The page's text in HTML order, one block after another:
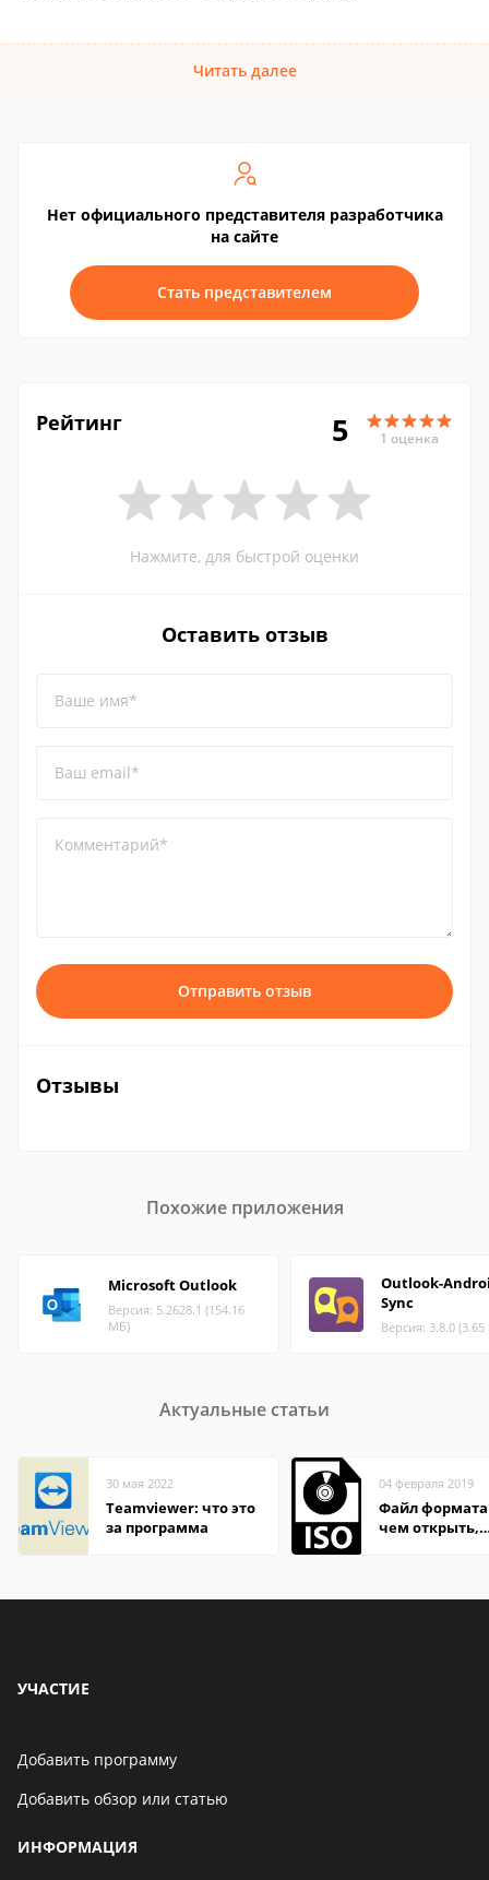
Читать далее
Нет официального представителя разработчика
на сайте
Стать представителем
Рейтинг 5 1 оценка
Нажмите, для быстрой оценки
Оставить отзыв
Ваше имя*
Ваш email*
Комментарий*
Отправить отзыв
Отзывы
Похожие приложения
Microsoft Outlook
Версия: 5.2628.1 (154.16
МБ)
Outlook-
Sync
Версия: 3.8.0
Актуальные статьи
30 мая 2022
Teamviewer: что это
за программа
04 февраля 2019
Файл формата
чем открыть,
УЧАСТИЕ
Добавить программу
Добавить обзор или статью
ИНФОРМАЦИЯ